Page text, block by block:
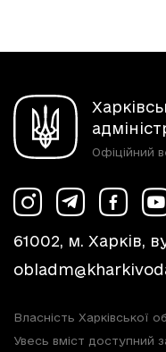
Офіційний
61002, м. Харків,
Власність Харківської
Увесь вміст доступний